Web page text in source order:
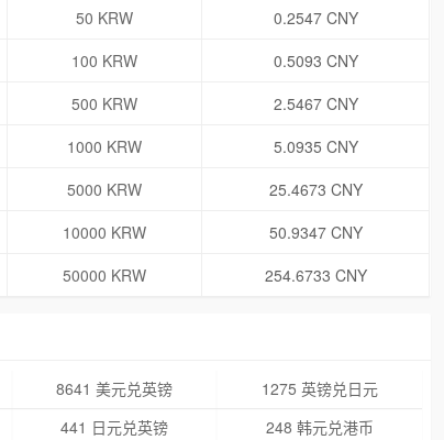
50 KRW
0.2547 CNY
100 KRW
0.5093 CNY
500 KRW
2.5467 CNY
1000 KRW
5.0935 CNY
5000 KRW
25.4673 CNY
10000 KRW
50.9347 CNY
50000 KRW 254.6733 CNY
8641 美元兑英镑
1275 英镑兑日元
441 日元兑英镑
248 韩元兑港币